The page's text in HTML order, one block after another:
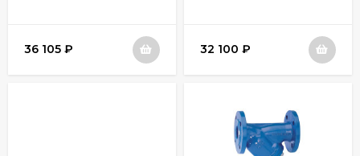
36 105 ₽ 32 100 ₽